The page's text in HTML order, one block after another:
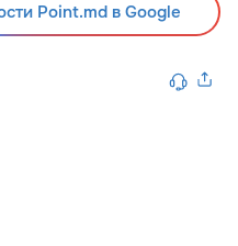
Point.md в Google